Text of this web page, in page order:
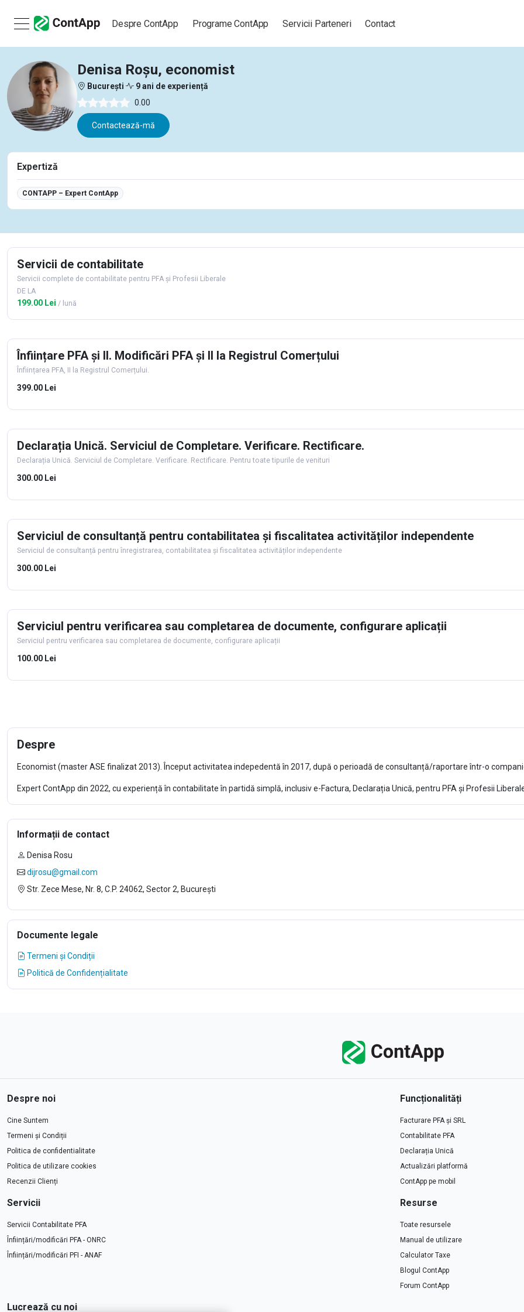
Despre ContApp Programe ContApp Servicii Parteneri Contact
Denisa Roșu, economist
București
9 ani de experiență
0.00
Contactează-mă
Expertiză
CONTAPP – Expert ContApp
Servicii de contabilitate
Servicii complete de contabilitate pentru PFA și Profesii Liberale
DE LA
199.00 Lei / lună
Înființare PFA și II. Modificări PFA și II la Registrul Comerțului
Înființarea PFA, II la Registrul Comerțului.
399.00 Lei
Declarația Unică. Serviciul de Completare. Verificare. Rectificare.
Declarația Unică. Serviciul de Completare. Verificare. Rectificare. Pentru toate tipurile de venituri
300.00 Lei
Serviciul de consultanță pentru contabilitatea și fiscalitatea activităților independente
Serviciul de consultanță pentru înregistrarea, contabilitatea și fiscalitatea activităților independente
300.00 Lei
Serviciul pentru verificarea sau completarea de documente, configurare aplicații
Serviciul pentru verificarea sau completarea de documente, configurare aplicații
100.00 Lei
Despre
Economist (master ASE finalizat 2013). Început activitatea indepedentă în 2017, după o perioadă de consultanță/raportare într-o
Expert ContApp din 2022, cu experiență în contabilitate în partidă simplă, inclusiv e-Factura, Declarația Unică, pentru PFA și Profesii
Informații de contact
Denisa Rosu
dijrosu@gmail.com
Str. Zece Mese, Nr. 8, C.P. 24062, Sector 2, București
Documente legale
Termeni și Condiții
Politică de Confidențialitate
Despre noi
Cine Suntem
Termeni și Condiții
Politica de confidentialitate
Politica de utilizare cookies
Recenzii Clienți
Funcționalități
Facturare PFA și SRL
Contabilitate PFA
Declarația Unică
Actualizări platformă
ContApp pe mobil
Servicii
Servicii Contabilitate PFA
Înființări/modificări PFA - ONRC
Înființări/modificări PFI - ANAF
Resurse
Toate resursele
Manual de utilizare
Calculator Taxe
Blogul ContApp
Forum ContApp
Lucrează cu noi